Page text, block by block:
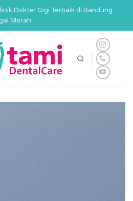
Dokter Gigi Terbaik di Bandung
Merah